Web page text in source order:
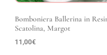
Bomboniera Ballerina in
Scatolina, Margot
11,00€